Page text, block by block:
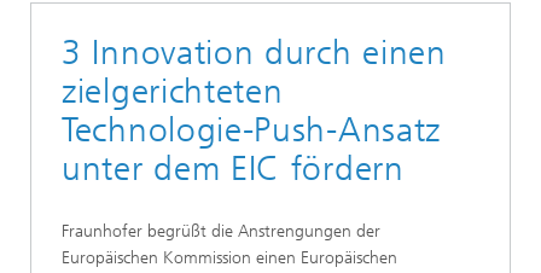
3 Innovation durch einen
zielgerichteten
Technologie-Push-Ansatz
unter dem EIC fördern
Fraunhofer begrüßt die Anstrengungen der
Europäischen Kommission einen Europäischen